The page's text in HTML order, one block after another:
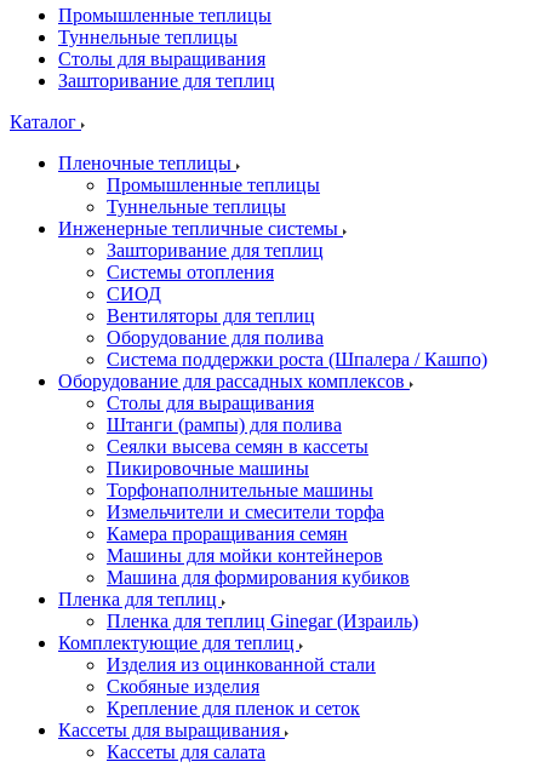
Промышленные теплицы
Туннельные теплицы
Столы для выращивания
Зашторивание для теплиц
Каталог
Пленочные теплицы
Промышленные теплицы
Туннельные теплицы
Инженерные тепличные системы
Зашторивание для теплиц
Системы отопления
СИОД
Вентиляторы для теплиц
Оборудование для полива
Система поддержки роста (Шпалера / Кашпо)
Оборудование для рассадных комплексов
Столы для выращивания
Штанги (рампы) для полива
Сеялки высева семян в кассеты
Пикировочные машины
Торфонаполнительные машины
Измельчители и смесители торфа
Камера проращивания семян
Машины для мойки контейнеров
Машина для формирования кубиков
Пленка для теплиц
Пленка для теплиц Ginegar (Израиль)
Комплектующие для теплиц
Изделия из оцинкованной стали
Скобяные изделия
Крепление для пленок и сеток
Кассеты для выращивания
Кассеты для салата